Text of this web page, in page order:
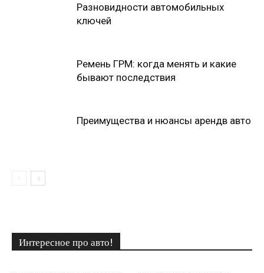
Разновидности автомобильных
ключей
Ремень ГРМ: когда менять и какие
бывают последствия
Преимущества и нюансы арендв авто
Интересное про авто!